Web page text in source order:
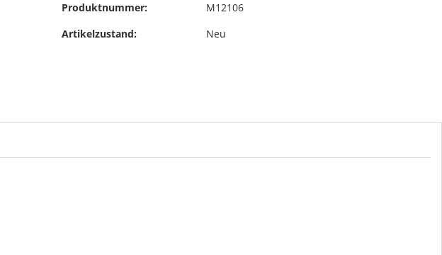
Produktnummer:
M12106
Artikelzustand:
Neu